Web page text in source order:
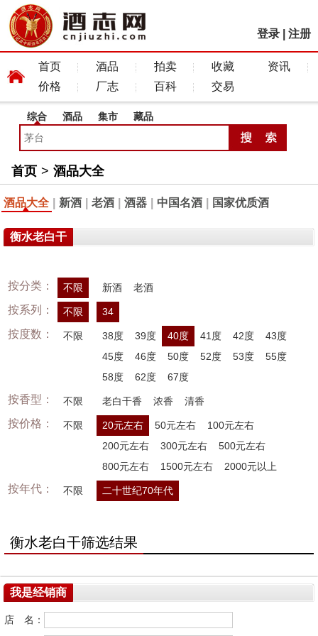
登录 注册
首页 酒品 拍卖 收藏
资讯
价格
厂志 百科 交易
综合 酒品 集市 藏品
首页 > 酒品大全
酒品大全 新酒 老酒 酒器 中国名酒 国家优质酒
衡水老白干
按分类： 不限 新酒 老酒
按系列： 不限 34
按度数： 不限 38度 39度 40度 41度 42度
43度
45度
46度 50度 52度 53度
55度
58度
62度 67度
按香型： 不限 老白干香 浓香 清香
按价格： 不限 20元左右 50元左右
100元左右
200元左右
300元左右
500元左右
800元左右
1500元左右 2000元以上
按年代： 不限 二十世纪70年代
衡水老白干筛选结果
我是经销商
店 名：